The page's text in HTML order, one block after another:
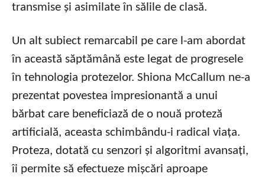
transmise și asimilate în sălile de clasă.
Un alt subiect remarcabil pe care l-am abordat
în această săptămână este legat de progresele
în tehnologia protezelor. Shiona McCallum ne-a
prezentat povestea impresionantă a unui
bărbat care beneficiază de o nouă proteză
artificială, aceasta schimbându-i radical viața.
Proteza, dotată cu senzori și algoritmi avansați,
îi permite să efectueze mișcări aproape